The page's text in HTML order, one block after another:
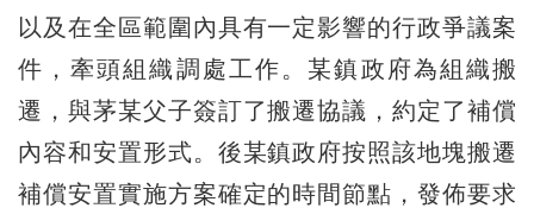
以及在全區範圍內具有一定影響的行政爭議案
件，牽頭組織調處工作。某鎮政府為組織搬
遷，與茅某父子簽訂了搬遷協議，約定了補償
內容和安置形式。後某鎮政府按照該地塊搬遷
補償安置實施方案確定的時間節點，發佈要求